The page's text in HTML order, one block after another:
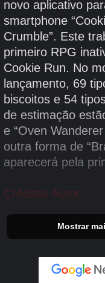
As hastes nesta
fraco. Eles
nicho, mas não
lendário ou mítico.
Rosa Renda
Devastadora
Bastão de Magma
Vara de Escorbuto
Haste Midas
Haste Cristalizada
Haste Fúngica
Haste Rerreforçada